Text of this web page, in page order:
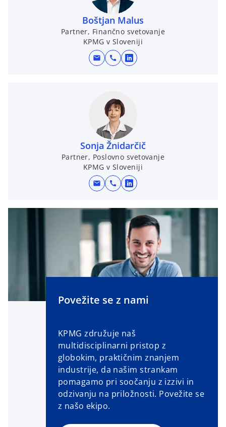
Boštjan Malus
Partner, Finančno svetovanje
KPMG v Sloveniji
mail call
o
i
n
a
n
e
w
a
b
Sonja Žnidarčič
Partner, Poslovno svetovanje
KPMG v Sloveniji
mail call
o
e
n
s
i
n
a
e
a
b
Povežite se z nami
KPMG združuje naš
multidisciplinarni pristop z
globokim, praktičnim znanjem
industrije, da našim strankam
pomagamo pri soočanju z izzivi in ​​
odzivanju na priložnosti. Povežite se
z našo ekipo.